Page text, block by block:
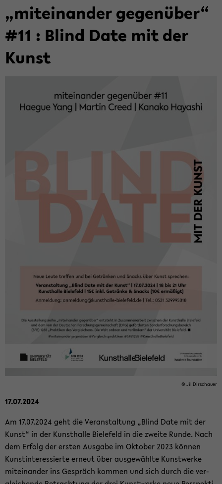
„mit­ein­an­der ge­gen­über“
#11 : Blind Date mit der
Kunst
© Jil Dir­schau­er
17.07.2024
Am 17.07.2024 geht die Ver­an­stal­tung „Blind Date mit der
Kunst“ in der Kunst­hal­le Bie­le­feld in die zwei­te Runde. Nach
dem Er­folg der ers­ten Aus­ga­be im Ok­to­ber 2023 kön­nen
Kunst­in­ter­es­sier­te er­neut über aus­ge­wähl­te Kunst­wer­ke
mit­ein­an­der ins Ge­spräch kom­men und sich durch die ver­